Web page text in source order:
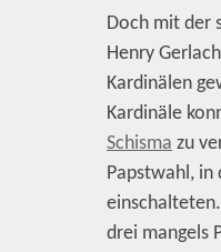
Doch mit der
Henry
Kardinälen
Kardinäle
Schisma zu
Papstwahl, in
drei mangels